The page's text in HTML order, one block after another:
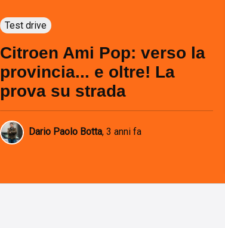
Test drive
Citroen Ami Pop: verso la
provincia... e oltre! La
prova su strada
Dario Paolo Botta, 3 anni fa